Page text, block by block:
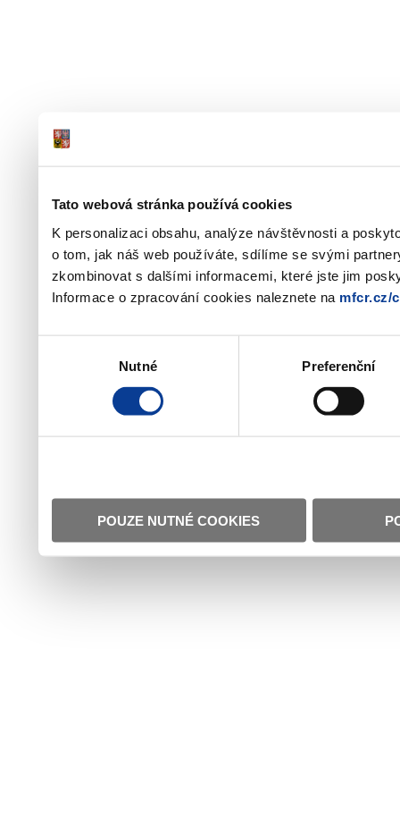
Tato webová stránka používá cookies
K personalizaci obsahu, analýze návštěvnosti a
o tom, jak náš web používáte, sdílíme se svými
zkombinovat s dalšími informacemi, které jste jim
Informace o zpracování cookies naleznete na mfcr.cz/
Nutné Preferenční
POUZE NUTNÉ COOKIES